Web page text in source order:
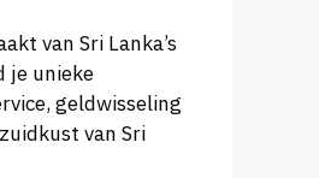
van Sri Lanka’s
je unieke
geldwisseling
van Sri